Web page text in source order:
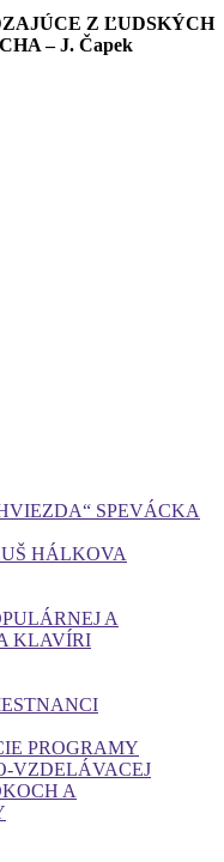
Z ĽUDSKÝCH
– J. Čapek
SPEVÁCKA
HÁLKOVA
A
KLAVÍRI
PROGRAMY
VZDELÁVACEJ
A